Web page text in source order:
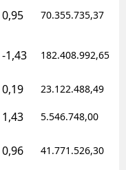
0,95 70.355.735,37
-1,43 182.408.992,65
0,19 23.122.488,49
1,43 5.546.748,00
0,96 41.771.526,30